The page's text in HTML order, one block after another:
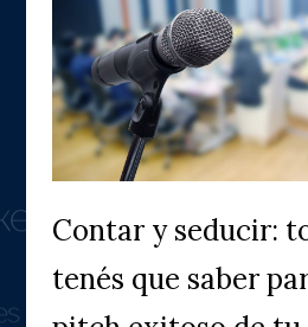
Contar y seducir:
tenés que saber